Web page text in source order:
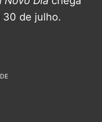
30 de julho.